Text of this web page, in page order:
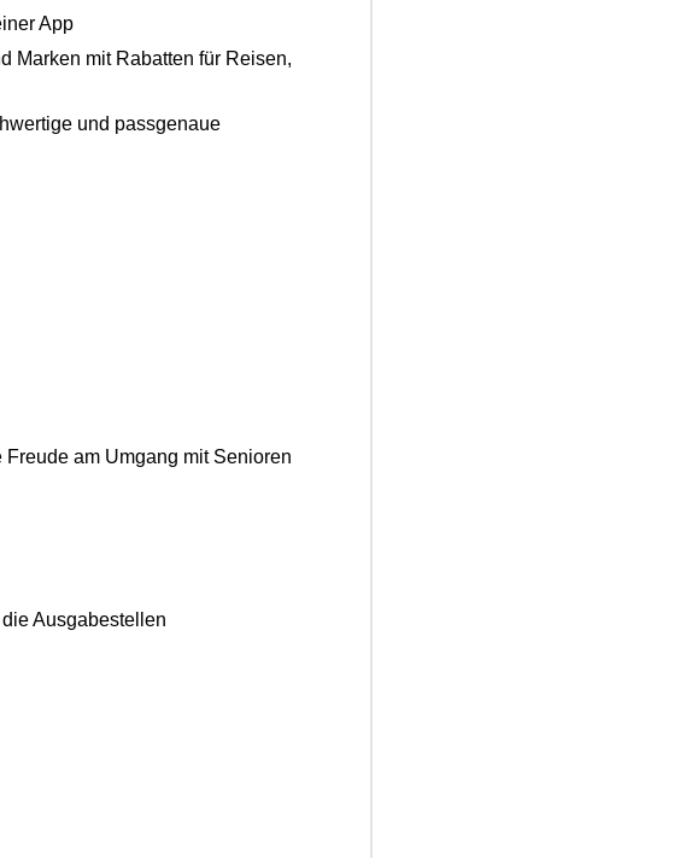
App
Marken mit Rabatten für Reisen,
und passgenaue
am Umgang mit Senioren
Ausgabestellen